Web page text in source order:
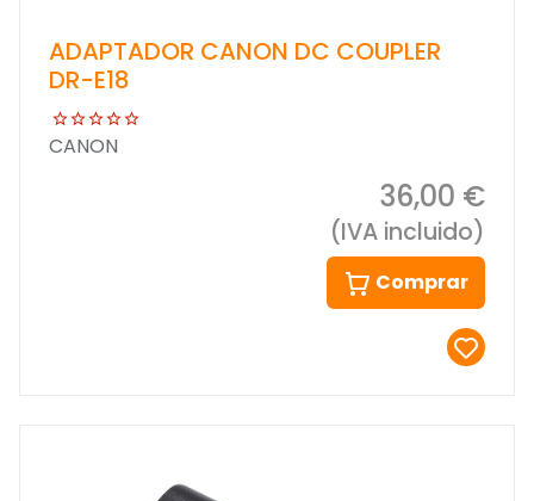
ADAPTADOR CANON DC COUPLER
DR-E18
CANON
36,00 €
(IVA incluido)
Comprar